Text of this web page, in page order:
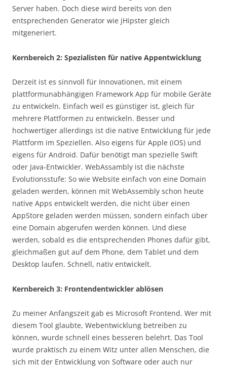
Server haben. Doch diese wird bereits von den
entsprechenden Generator wie jHipster gleich
mitgeneriert.
Kernbereich 2: Spezialisten für native Appentwicklung
Derzeit ist es sinnvoll für Innovationen, mit einem
plattformunabhängigen Framework App für mobile Geräte
zu entwickeln. Einfach weil es günstiger ist, gleich für
mehrere Plattformen zu entwickeln. Besser und
hochwertiger allerdings ist die native Entwicklung für jede
Plattform im Speziellen. Also eigens für Apple (iOS) und
eigens für Android. Dafür benötigt man spezielle Swift
oder Java-Entwickler. WebAssambly ist die nächste
Evolutionsstufe: So wie Website einfach von eine Domain
geladen werden, können mit WebAssembly schon heute
native Apps entwickelt werden, die nicht über einen
AppStore geladen werden müssen, sondern einfach über
eine Domain abgerufen werden können. Und diese
werden, sobald es die entsprechenden Phones dafür gibt,
gleichmaßen gut auf dem Phone, dem Tablet und dem
Desktop laufen. Schnell, nativ entwickelt.
Kernbereich 3: Frontendentwickler ablösen
Zu meiner Anfangszeit gab es Microsoft Frontend. Wer mit
diesem Tool glaubte, Webentwicklung betreiben zu
können, wurde schnell eines besseren belehrt. Das Tool
wurde praktisch zu einem Witz unter allen Menschen, die
sich mit der Entwicklung von Software oder auch nur